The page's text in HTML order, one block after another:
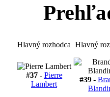
Hlavný rozhodca Hlavný
#37 - Pierre
Lambert
#39 -